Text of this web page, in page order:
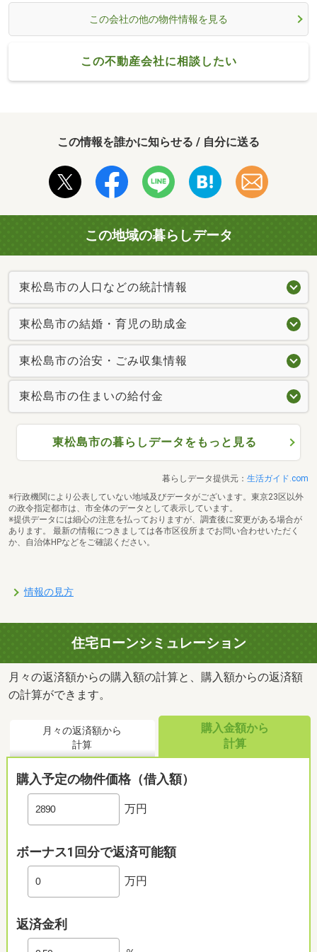
この会社の他の物件情報を見る
この不動産会社に相談したい
この情報を誰かに知らせる / 自分に送る
この地域の暮らしデータ
東松島市の人口などの統計情報
東松島市の結婚・育児の助成金
東松島市の治安・ごみ収集情報
東松島市の住まいの給付金
東松島市の暮らしデータをもっと見る
暮らしデータ提供元： 生活ガイド.com
※行政機関により公表していない地域及びデータがございます。東京23区以外
の政令指定都市は、市全体のデータとして表示しています。
※提供データには細心の注意を払っておりますが、調査後に変更がある場合が
あります。 最新の情報につきましては各市区役所までお問い合わせいただく
か、自治体HPなどをご確認ください。
情報の見方
住宅ローンシミュレーション
月々の返済額からの購入額の計算と、購入額からの返済額
の計算ができます。
月々の返済額から
計算
購入金額から
計算
購入予定の物件価格（借入額）
万円
ボーナス1回分で返済可能額
万円
返済金利